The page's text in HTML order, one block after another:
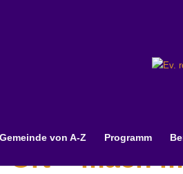
Gemeinde von A-Z Programm
Ort – mach